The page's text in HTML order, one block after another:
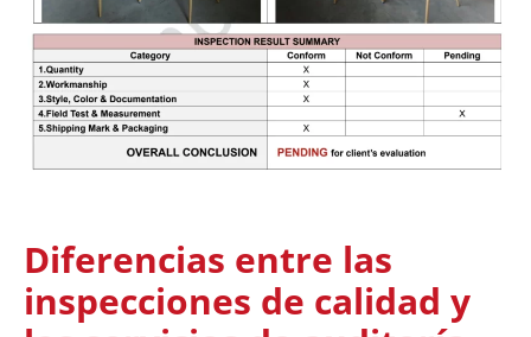
Diferencias entre las
inspecciones de calidad y